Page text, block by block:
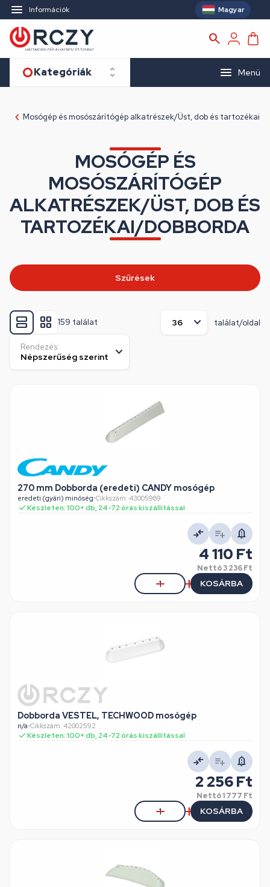
Információk Magyar
Kategóriák Menü
Mosógép és mosószárítógép alkatrészek/Üst, dob és tartozékai
MOSÓGÉP ÉS
MOSÓSZÁRÍTÓGÉP
ALKATRÉSZEK/ÜST, DOB ÉS
TARTOZÉKAI/DOBBORDA
159 találat találat/oldal
Rendezés:
270 mm Dobborda (eredeti) CANDY mosógép
eredeti (gyári) minőség•Cikkszám: 43005989
Készleten: 100+ db, 24-72 órás kiszállítással
4 110 Ft
Nettó3 236 Ft
KOSÁRBA
Dobborda VESTEL, TECHWOOD mosógép
n/a•Cikkszám: 42002592
Készleten: 100+ db, 24-72 órás kiszállítással
2 256 Ft
Nettó1 777 Ft
KOSÁRBA
Szűrések